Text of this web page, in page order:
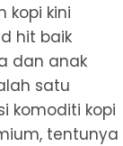
kopi kini
hit baik
dan anak
satu
komoditi kopi
tentunya